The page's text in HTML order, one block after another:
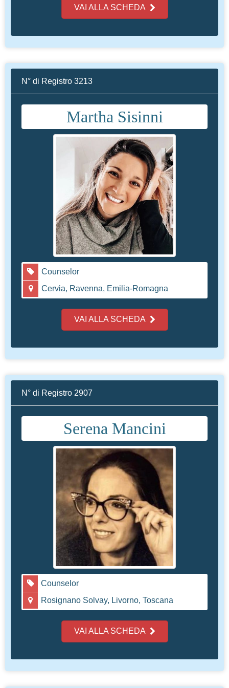
Nutrizionista Naturopatico
Online
VAI ALLA SCHEDA
VAI ALLA SCHEDA
N° di Registro 2907
Serena Mancini
Counselor
Rosignano Solvay, Livorno, Toscana
VAI ALLA SCHEDA
N° di Registro 3213
Martha Sisinni
Counselor
Cervia, Ravenna, Emilia-Romagna
VAI ALLA SCHEDA